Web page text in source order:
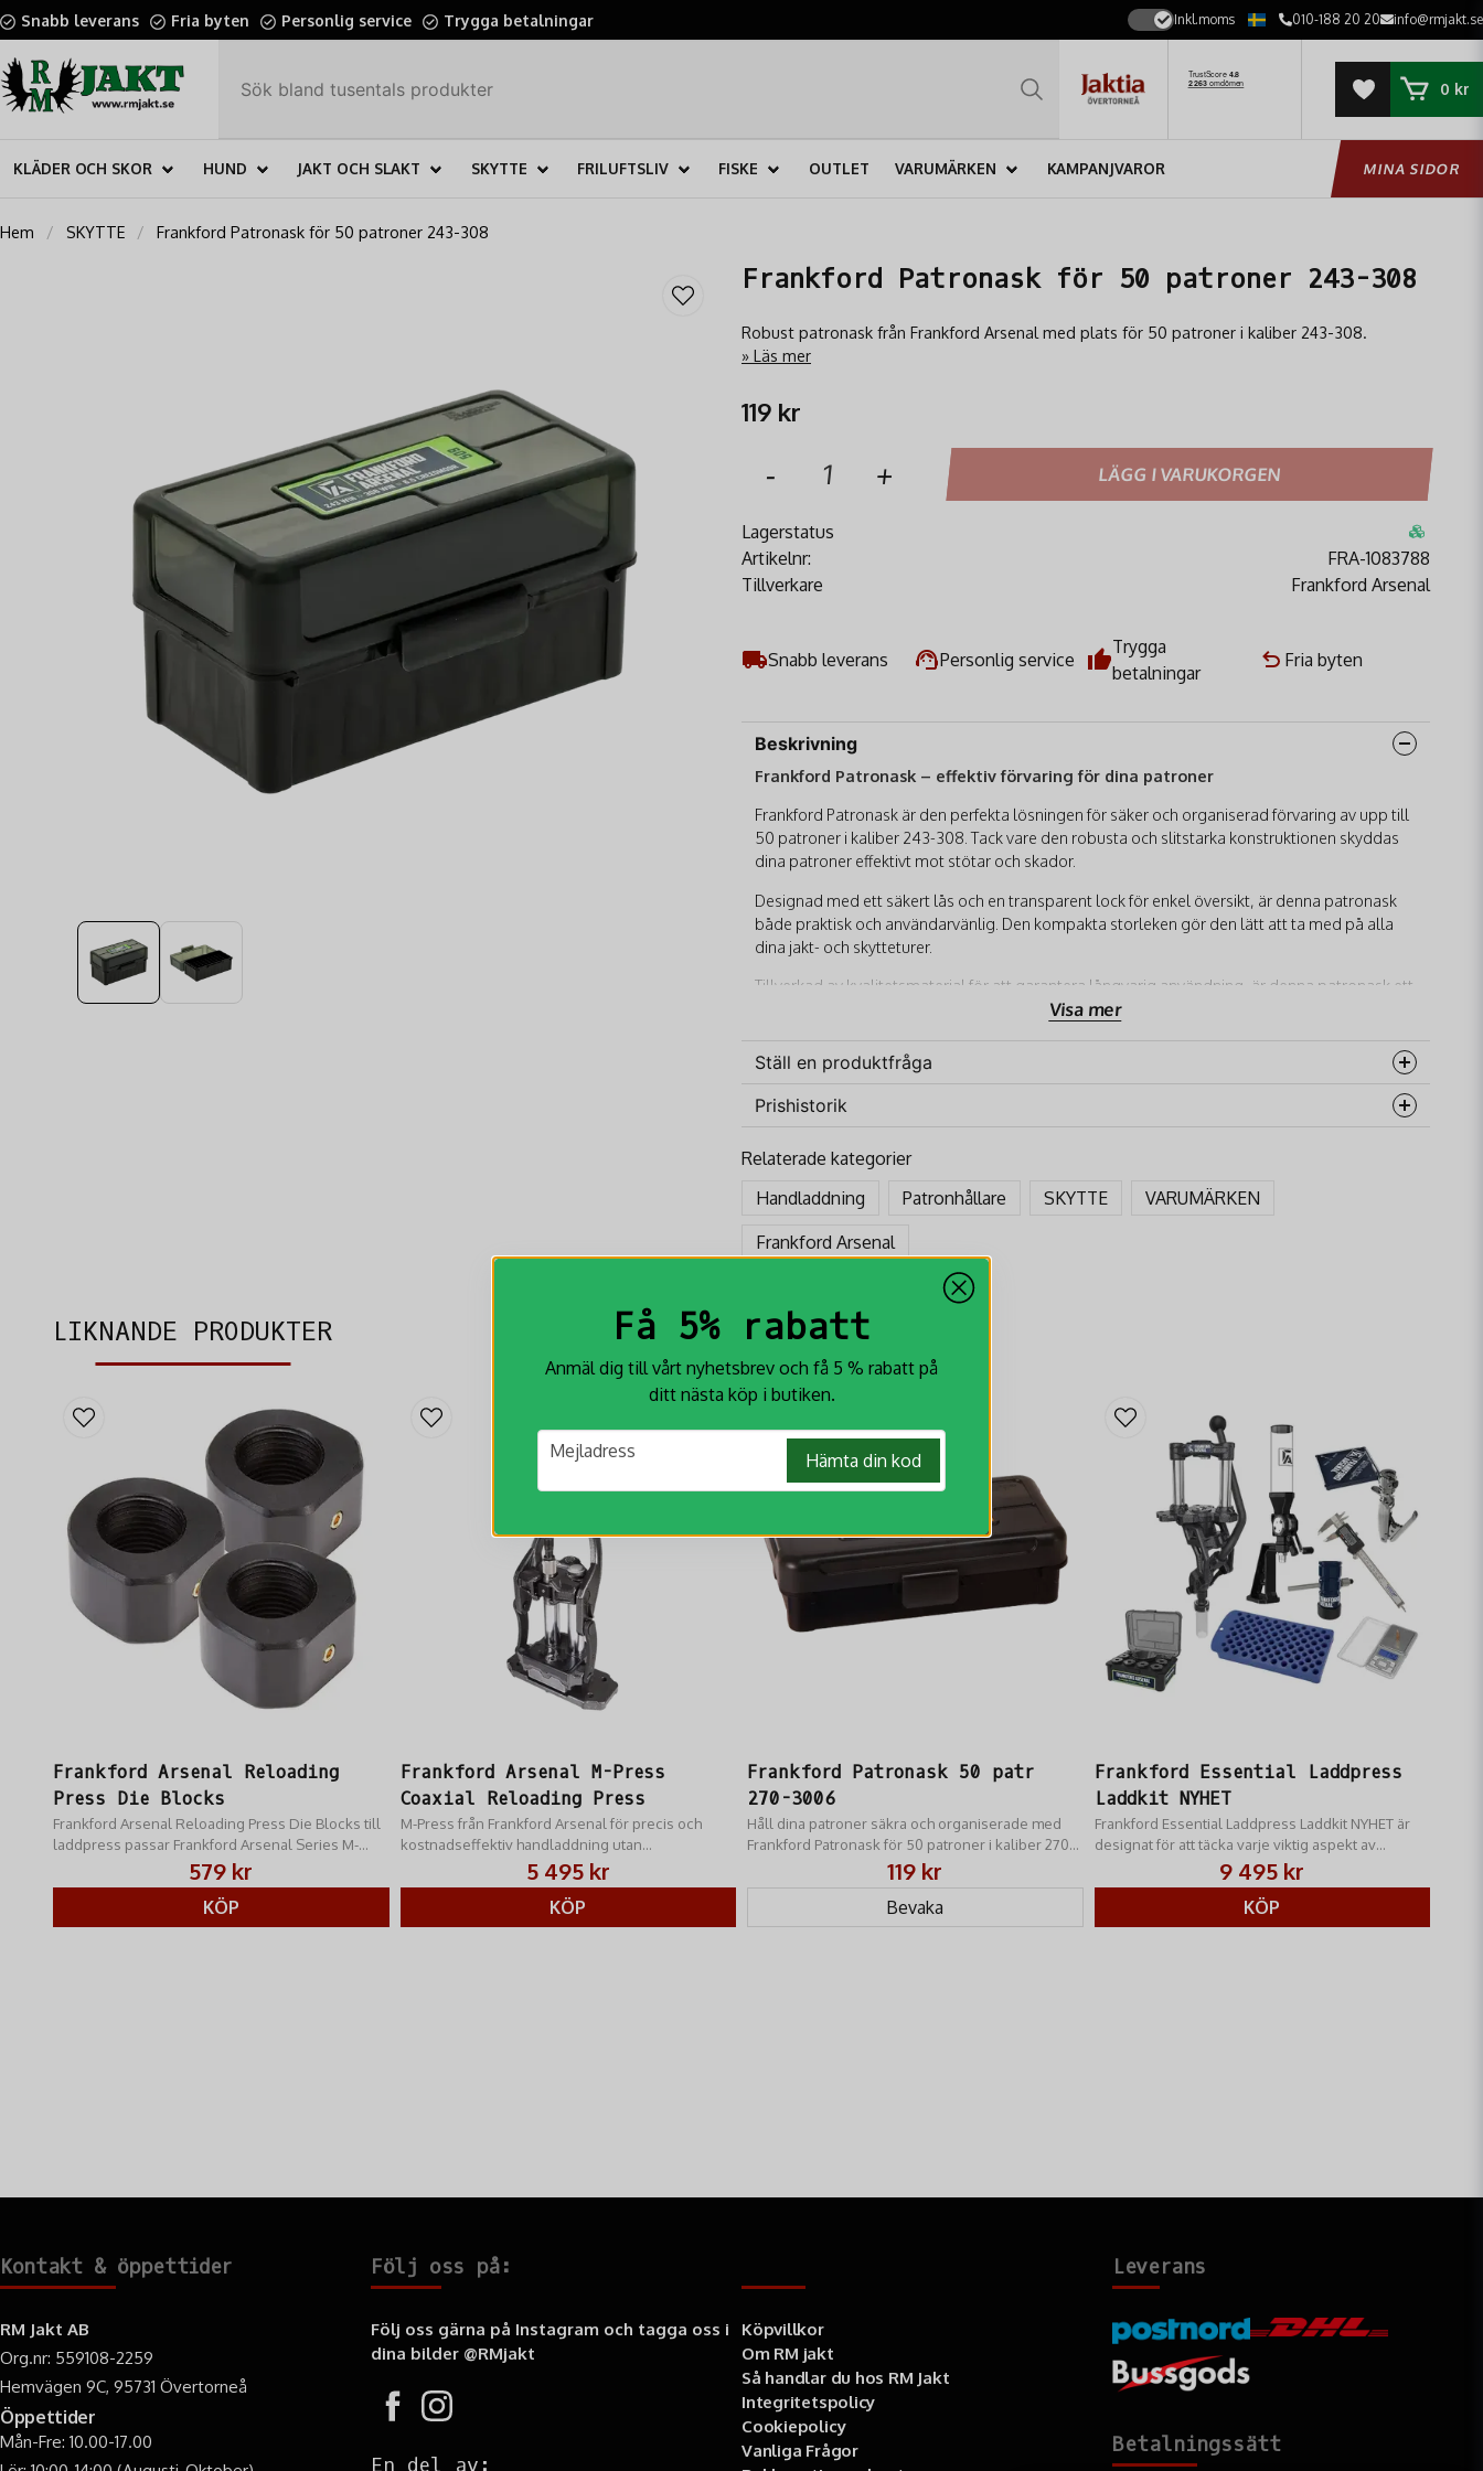
Snabb leverans Fria byten Personlig service Trygga betalningar Inkl.moms 010-188 20 20 info@rmjakt.se
0 kr
KLÄDER OCH SKOR HUND JAKT OCH SLAKT SKYTTE FRILUFTSLIV FISKE OUTLET VARUMÄRKEN KAMPANJVAROR MINA SIDOR
Hem SKYTTE Frankford Patronask för 50 patroner 243-308
Frankford Patronask för 50 patroner 243-308
Robust patronask från Frankford Arsenal med plats för 50 patroner i kaliber 243-308.
Läs mer
119 kr
- + LÄGG I VARUKORGEN
Lagerstatus
Artikelnr:
FRA-1083788
Tillverkare
Frankford Arsenal
Snabb leverans Personlig service
Trygga
betalningar
Fria byten
Beskrivning
Frankford Patronask – effektiv förvaring för dina patroner
Frankford Patronask är den perfekta lösningen för säker och organiserad förvaring av upp till
50 patroner i kaliber 243-308. Tack vare den robusta och slitstarka konstruktionen skyddas
dina patroner effektivt mot stötar och skador.
Designad med ett säkert lås och en transparent lock för enkel översikt, är denna patronask
både praktisk och användarvänlig. Den kompakta storleken gör den lätt att ta med på alla
dina jakt- och skytteturer.
Tillverkad av kvalitetsmaterial för att garantera långvarig användning, är denna patronask ett
måste för varje seriös jägare eller skytt som värdesätter säkerhet och ordning.
Frankford Arsenal är känt för sina tillförlitliga produkter, och denna patronask är inget
undantag. Se till att dina patroner alltid är i toppskick och lättillgängliga.
Egenskaper
Rymmer 50 patroner
Säker och hållbar konstruktion
Specifikationer
Varumärke: Frankford Arsenal
Material: Högkvalitativ plast
Färg: Svart och transparent
Passar för
Idealisk för följande kaliber:
220 Swift
243 Winchester
6mm Remington
257 Roberts
300 Savage
308 Winchester
32 Winchester Spl
35 Remington Mag 4404
snabb leverans
personlig service
Visa mer
Ställ en produktfråga
question
Fråga oss något om denna produkten...
Namn
Ja, ni får publicera min fråga
Skicka fråga
Prishistorik
Relaterade kategorier
Handladdning
Patronhållare SKYTTE
VARUMÄRKEN
Frankford Arsenal
LIKNANDE PRODUKTER
Frankford Arsenal Reloading
Press Die Blocks
Frankford Arsenal Reloading Press Die Blocks till
laddpress passar Frankford Arsenal Series M-
579 kr
KÖP
Frankford Arsenal M-Press
Coaxial Reloading Press
M-Press från Frankford Arsenal för precis och
kostnadseffektiv handladdning utan
5 495 kr
KÖP
Frankford Patronask 50 patr
270-3006
Håll dina patroner säkra och organiserade med
Frankford Patronask för 50 patroner i kaliber 270-
119 kr
Bevaka
Frankford Essential Laddpress
Laddkit NYHET
Frankford Essential Laddpress Laddkit NYHET är
designat för att täcka varje viktig aspekt av
laddningsprocessen9 495 kr
KÖP
Få 5% rabatt
Anmäl dig till vårt nyhetsbrev och få 5 % rabatt på
ditt nästa köp i butiken.
email
Mejladress Hämta din kod
Kontakt & öppettider
RM Jakt AB
Org.nr: 559108-2259
Hemvägen 9C, 95731 Övertorneå
Öppettider
Mån-Fre: 10.00-17.00
Följ oss på:
Följ oss gärna på Instagram och tagga oss i
dina bilder @RMjakt
En del av:
Köpvillkor
Om RM jakt
Så handlar du hos RM Jakt
Integritetspolicy
Cookiepolicy
Vanliga Frågor
Leverans
Betalningssätt